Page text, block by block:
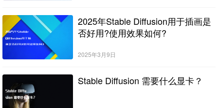
2025年Stable Diffusion用于插画是
否好用?使用效果如何?
2025年3月9日
Stable Diffusion 需要什么显卡？